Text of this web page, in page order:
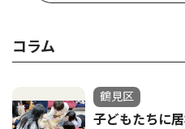
コラム
鶴見区
子どもたちに